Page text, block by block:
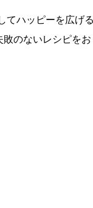
てハッピーを広げ
のないレシピをお